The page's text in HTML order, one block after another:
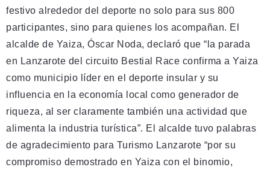
festivo alrededor del deporte no solo para sus 800
participantes, sino para quienes los acompañan. El
alcalde de Yaiza, Óscar Noda, declaró que “la parada
en Lanzarote del circuito Bestial Race confirma a Yaiza
como municipio líder en el deporte insular y su
influencia en la economía local como generador de
riqueza, al ser claramente también una actividad que
alimenta la industria turística”. El alcalde tuvo palabras
de agradecimiento para Turismo Lanzarote “por su
compromiso demostrado en Yaiza con el binomio,